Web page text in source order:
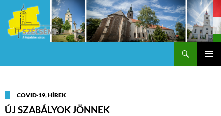
COVID-19,HÍREK
ÚJ SZABÁLYOK JÖNNEK